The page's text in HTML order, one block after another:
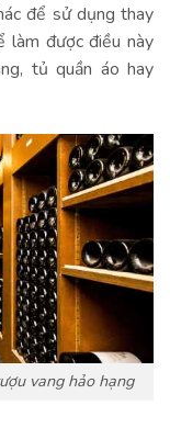
để sử dụng thay
làm được điều này
tủ quần áo hay
vang hảo hạng